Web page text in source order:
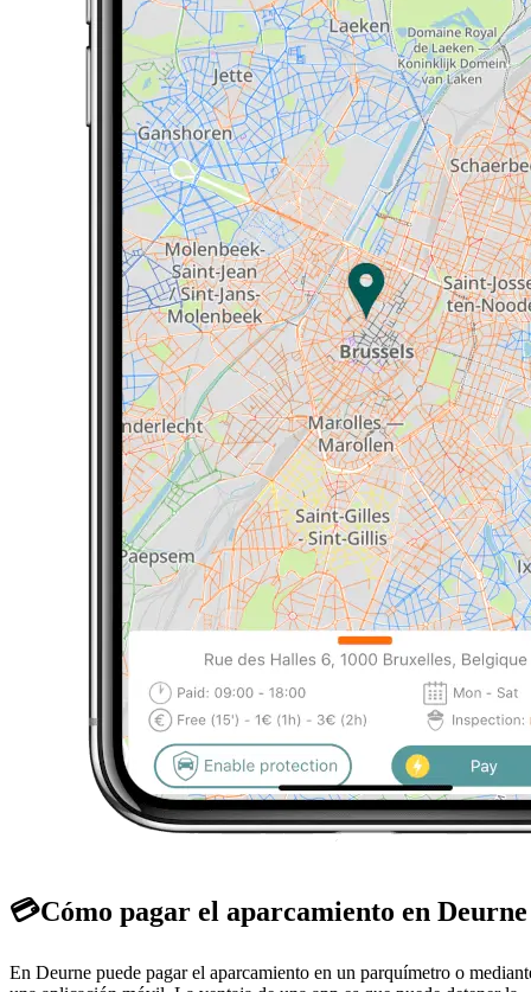
💳Cómo pagar el aparcamiento en Deurne
En Deurne puede pagar el aparcamiento en un parquímetro o